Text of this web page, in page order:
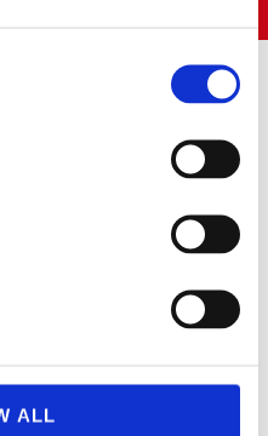
ALL
de noticias para recibir las